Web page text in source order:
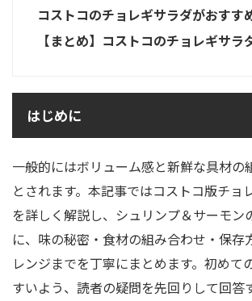
コストコのチョレギサラダがおすす
【まとめ】コストコのチョレギサラ
はじめに
一般的にはボリューム感と新鮮な具材の
とされます。本記事ではコストコ版チョ
を詳しく解説し、シュリンプ＆サーモン
に、味の秘密・食材の組み合わせ・保存
レンジまでを丁寧にまとめます。初めて
すいよう、読者の疑問を先回りして回答